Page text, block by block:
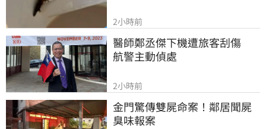
2小時前
醫師鄭丞傑下機遭旅客刮傷
航警主動偵處
2小時前
金門驚傳雙屍命案！鄰居聞屍
臭味報案